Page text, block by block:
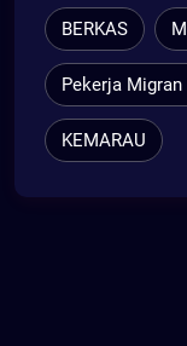
BERKAS
Pekerja
KEMARAU